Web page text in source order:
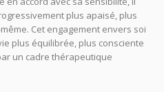
plus apaisé, plus
Cet engagement envers soi
plus équilibrée, plus consciente
un cadre thérapeutique